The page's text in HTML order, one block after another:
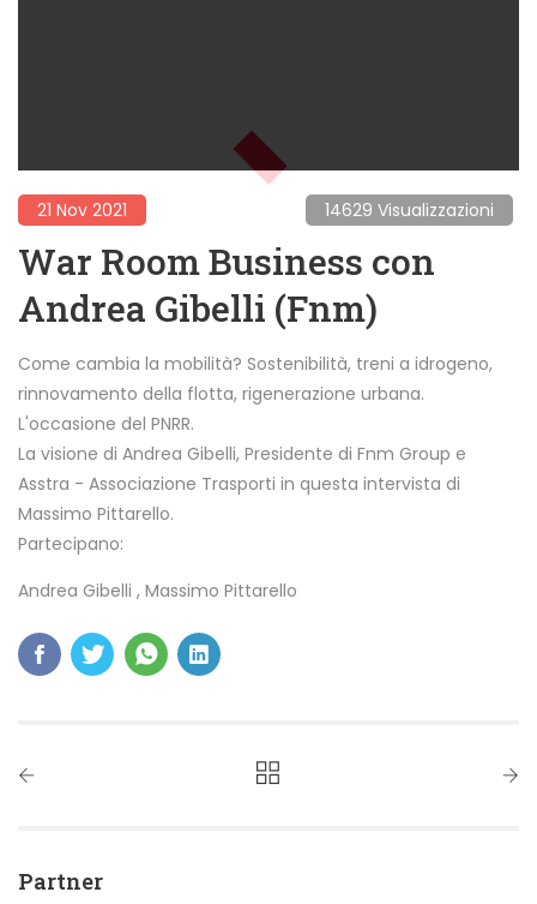
21 Nov 2021 14629 Visualizzazioni
War Room Business con
Andrea Gibelli (Fnm)
Come cambia la mobilità? Sostenibilità, treni a idrogeno,
rinnovamento della flotta, rigenerazione urbana.
L'occasione del PNRR.
La visione di Andrea Gibelli, Presidente di Fnm Group e
Asstra - Associazione Trasporti in questa intervista di
Massimo Pittarello.
Partecipano:
Andrea Gibelli , Massimo Pittarello
Partner